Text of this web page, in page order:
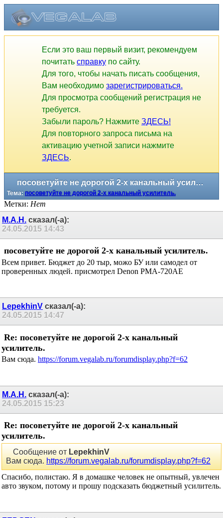
Если это ваш первый визит, рекомендуем
почитать справку по сайту.
Для того, чтобы начать писать сообщения,
Вам необходимо зарегистрироваться.
Для просмотра сообщений регистрация не
требуется.
Забыли пароль? Нажмите ЗДЕСЬ!
Для повторного запроса письма на
активацию учетной записи нажмите
ЗДЕСЬ.
посоветуйте не дорогой 2-х канальный усилитель.
Тема: посоветуйте не дорогой 2-х канальный усилитель.
Метки: Нет
М.А.Н.сказал(-а):
24.05.2015
посоветуйте не дорогой 2-х канальный усилитель.
Всем привет. Бюджет до 20 тыр, можо БУ или самодел от
проверенных людей. присмотрел Denon PMA-720AE
LepekhinV сказал(-а):
24.05.2015 14:47
Re: посоветуйте не дорогой 2-х канальный
усилитель.
Вам сюда. https://forum.vegalab.ru/forumdisplay.php?f=62
М.А.Н.сказал(-а):
24.05.2015
Re: посоветуйте не дорогой 2-х канальный
усилитель.
Сообщение от LepekhinV
Вам сюда. https://forum.vegalab.ru/forumdisplay.php?f=62
Спасибо, полистаю. Я в домашке человек не опытный, увлечен
авто звуком, потому и прошу подсказать бюджетный усилитель.